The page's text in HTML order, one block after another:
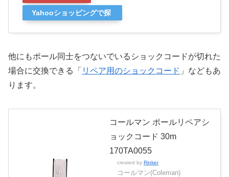
Yahooショッピングで探
他にもポール同士をつないでいるショックコードが切れた
場合に交換できる「 リペア用のショックコード 」などもあ
ります。
コールマン ポールリペアシ
ョックコード 30m
170TA0055
created by Rinker
コールマン(Coleman)